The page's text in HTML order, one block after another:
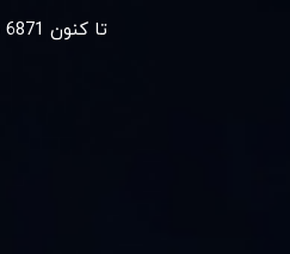
تا کنون 6871